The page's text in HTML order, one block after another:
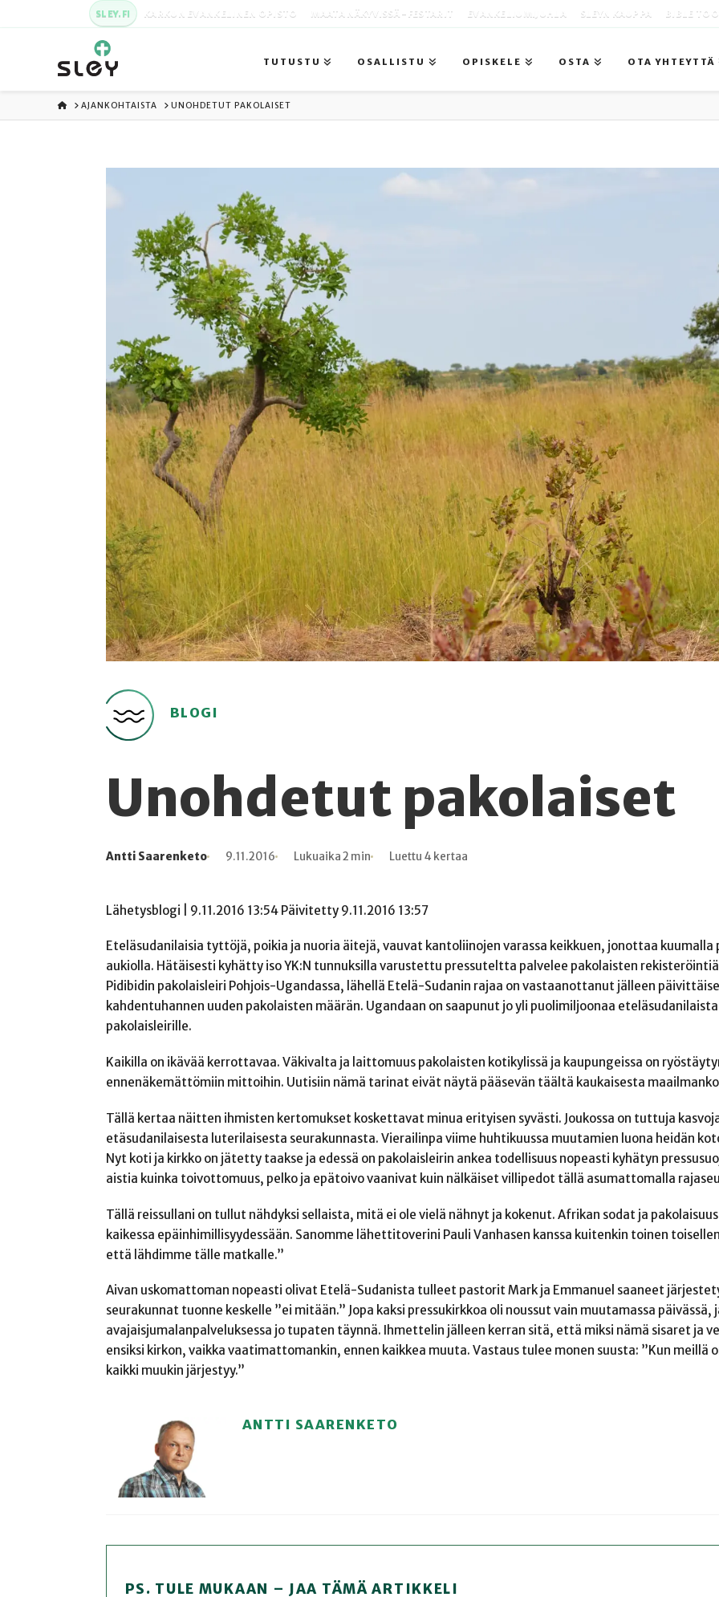
SLEY.FI KARKUN EVANKELINEN OPISTO MAATA NÄKYVISSÄ -FESTARIT EVANKELIUMIJUHLA SLEYN KAUPPA BIBLE
TUTUSTU OSALLISTU OPISKELE OSTA OTA YHTEYTTÄ
ETUSIVU
AJANKOHTAISTA UNOHDETUT PAKOLAISET
BLOGI
Unohdetut pakolaiset
Kirjoittaja
Antti Saarenketo
Julkaistu 9.11.2016
Lukuaika Lukuaika 2 min
Lukukertoja Luettu 4 kertaa
Lähetysblogi | 9.11.2016 13:54 Päivitetty 9.11.2016 13:57
Eteläsudanilaisia tyttöjä, poikia ja nuoria äitejä, vauvat kantoliinojen varassa keikkuen, jonottaa kuumalla
aukiolla. Hätäisesti kyhätty iso YK:N tunnuksilla varustettu pressuteltta palvelee pakolaisten
Pidibidin pakolaisleiri Pohjois-Ugandassa, lähellä Etelä-Sudanin rajaa on vastaanottanut jälleen
kahdentuhannen uuden pakolaisten määrän. Ugandaan on saapunut jo yli puolimiljoonaa
pakolaisleirille.
Kaikilla on ikävää kerrottavaa. Väkivalta ja laittomuus pakolaisten kotikylissä ja kaupungeissa on
ennenäkemättömiin mittoihin. Uutisiin nämä tarinat eivät näytä pääsevän täältä kaukaisesta
Tällä kertaa näitten ihmisten kertomukset koskettavat minua erityisen syvästi. Joukossa on tuttuja
etäsudanilaisesta luterilaisesta seurakunnasta. Vierailinpa viime huhtikuussa muutamien luona heidän
Nyt koti ja kirkko on jätetty taakse ja edessä on pakolaisleirin ankea todellisuus nopeasti kyhätyn
aistia kuinka toivottomuus, pelko ja epätoivo vaanivat kuin nälkäiset villipedot tällä asumattomalla
Tällä reissullani on tullut nähdyksi sellaista, mitä ei ole vielä nähnyt ja kokenut. Afrikan sodat ja
kaikessa epäinhimillisyydessään. Sanomme lähettitoverini Pauli Vanhasen kanssa kuitenkin toinen
että lähdimme tälle matkalle.”
Aivan uskomattoman nopeasti olivat Etelä-Sudanista tulleet pastorit Mark ja Emmanuel saaneet
seurakunnat tuonne keskelle ”ei mitään.” Jopa kaksi pressukirkkoa oli noussut vain muutamassa päivässä,
avajaisjumalanpalveluksessa jo tupaten täynnä. Ihmettelin jälleen kerran sitä, että miksi nämä sisaret ja
ensiksi kirkon, vaikka vaatimattomankin, ennen kaikkea muuta. Vastaus tulee monen suusta: ”Kun meillä
kaikki muukin järjestyy.”
ANTTI SAARENKETO
PS. TULE MUKAAN – JAA TÄMÄ ARTIKKELI